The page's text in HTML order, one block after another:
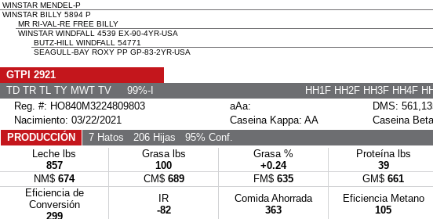
WINSTAR MENDEL-P
WINSTAR BILLY 5894 P
MR RI-VAL-RE FREE BILLY
WINSTAR WINDFALL 4539 EX-90-4YR-USA
BUTZ-HILL WINDFALL 54771
SEAGULL-BAY ROXY PP GP-83-2YR-USA
GTPI 2921
TD TR TL TY MWT TV 99%-I
HH1F HH2F HH3F HH4F
Reg. #: HO840M3224809803
aAa:
DMS:
Nacimiento: 03/22/2021
Caseina Kappa: AA
Caseina
PRODUCCIÓN
7 Hatos 206 Hijas 95% Conf.
Leche lbs
857
Grasa lbs
100
Grasa %
+0.24
Proteína lbs
39
NM$ 674 CM$ 689 FM$ 635 GM$ 661
Eficiencia de
Conversión
299
IR
-82
Comida Ahorrada
363
Eficiencia Metano
105